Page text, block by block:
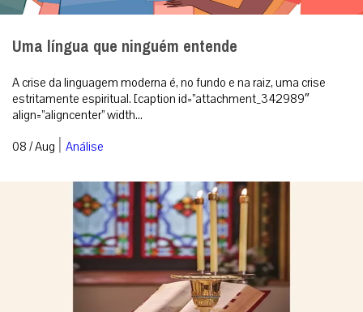
Uma língua que ninguém entende
A crise da linguagem moderna é, no fundo e na raiz, uma crise
estritamente espiritual. [caption id=”attachment_342989″
align=”aligncenter” width...
08 / Aug | Análise